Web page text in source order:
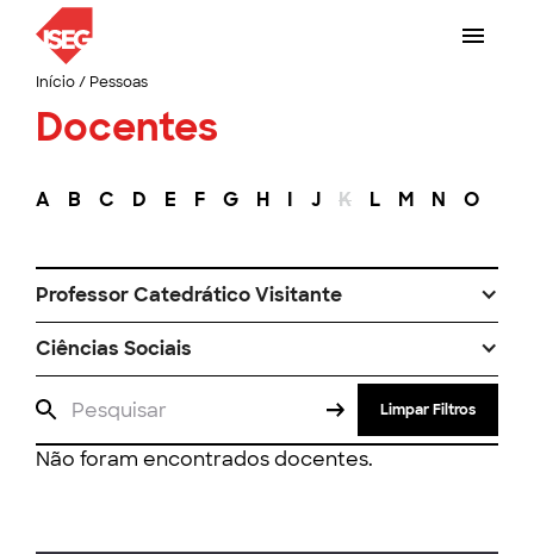
Início/ Pessoas
Docentes
A B C D E F G H I J K L M N O
Professor Catedrático Visitante
Ciências Sociais
Limpar Filtros
Não foram encontrados docentes.